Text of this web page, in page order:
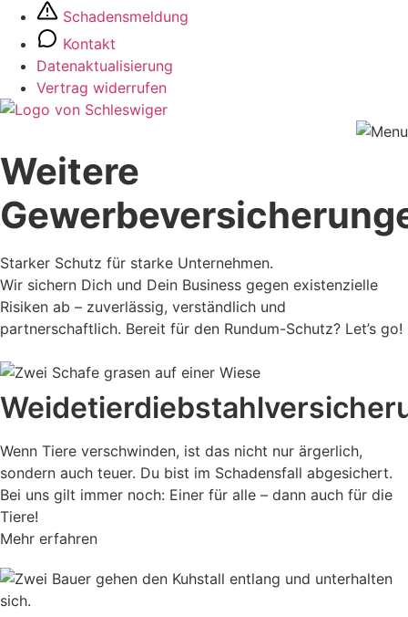
Zum
Schadensmeldung
Kontakt
Datenaktualisierung
Vertrag widerrufen
Weitere
Starker Schutz für starke Unternehmen.
Wir sichern Dich und Dein Business gegen existenzielle
Risiken ab – zuverlässig, verständlich und
partnerschaftlich. Bereit für den Rundum-Schutz? Let’s go!
Wenn Tiere verschwinden, ist das nicht nur ärgerlich,
sondern auch teuer. Du bist im Schadensfall abgesichert.
Bei uns gilt immer noch: Einer für alle – dann auch für die
Tiere!
Mehr erfahren